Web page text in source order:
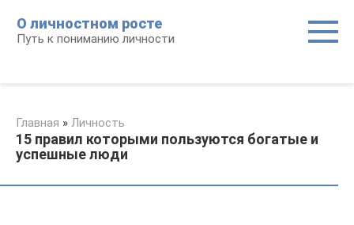
контенту
О личностном росте
Путь к пониманию личности
Главная » Личность
15 правил которыми пользуются богатые и
успешные люди